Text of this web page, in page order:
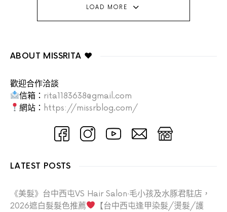
LOAD MORE
ABOUT MISSRITA ♥
歡迎合作洽談
信箱： rita1183638@gmail.com
網站： https://missrblog.com/
LATEST POSTS
《美髮》台中西屯VS Hair Salon‧毛小孩及水豚君駐店，
2026遮白髮髮色推薦
【台中西屯逢甲染髮/燙髮/護